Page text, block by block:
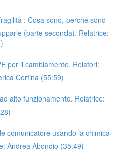
: Cosa sono, perché sono
(parte seconda). Relatrice:
per il cambiamento. Relatori:
Cortina (55:59)
alto funzionamento. Relatrice:
comunicatore usando la chimica -
Andrea Abondio (35:49)